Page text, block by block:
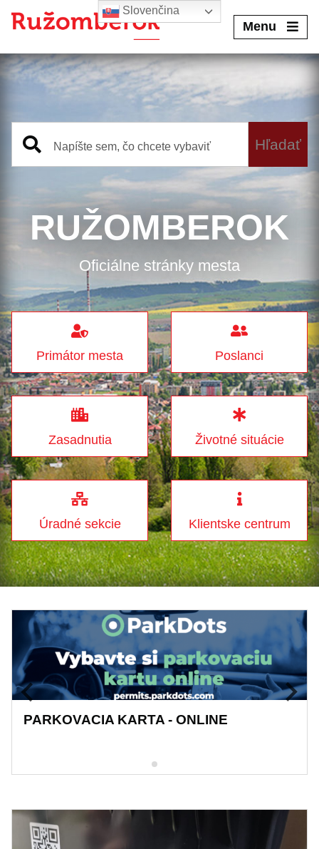
Menu
RUŽOMBEROK
Oficiálne stránky mesta
Hľadať
Primátor mesta Poslanci
Zasadnutia Životné situácie
Úradné sekcie Klientske centrum
PARKOVACIA KARTA - ONLINE
Slovenčina